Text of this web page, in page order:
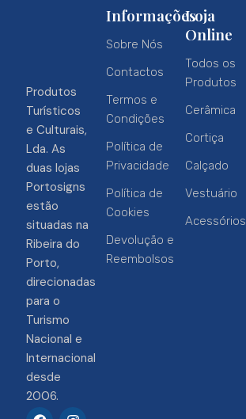
Produtos
Turísticos
e Culturais,
Lda. As
duas lojas
Portosigns
estão
situadas na
Ribeira do
Porto,
direcionadas
para o
Turismo
Nacional e
Internacional
desde
2006.
F I
Informações
Sobre Nós
Contactos
Termos e
Condições
Política de
Privacidade
Política de
Cookies
Devolução e
Reembolsos
Loja
Online
Todos os
Produtos
Cerâmica
Cortiça
Calçado
Vestuário
Acessórios